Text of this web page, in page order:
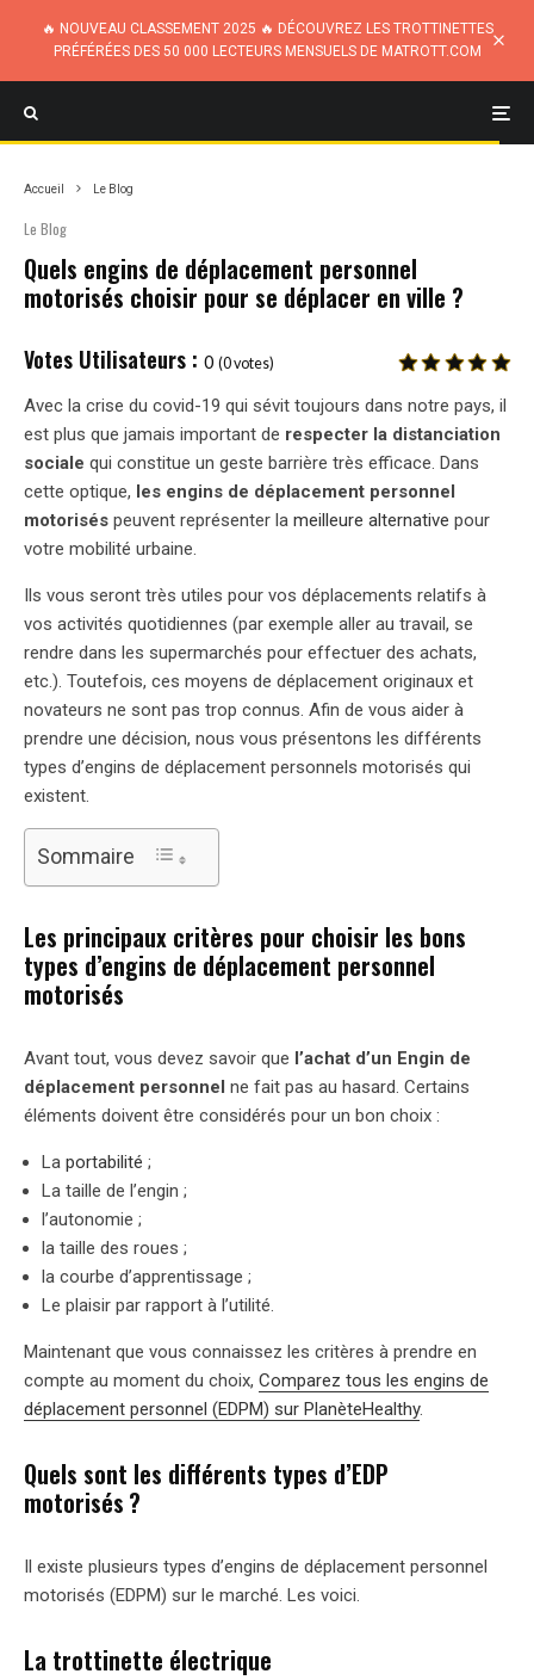
🔥 NOUVEAU CLASSEMENT 2025 🔥 DÉCOUVREZ LES TROTTINETTES
PRÉFÉRÉES DES 50 000 LECTEURS MENSUELS DE MATROTT.COM
Accueil Le Blog
Le Blog
Quels engins de déplacement personnel
motorisés choisir pour se déplacer en ville ?
0 (0votes)
Avec la crise du covid-19 qui sévit toujours dans notre pays, il
est plus que jamais important de respecter la distanciation
sociale qui constitue un geste barrière très efficace. Dans
cette optique, les engins de déplacement personnel
motorisés peuvent représenter la meilleure alternative pour
votre mobilité urbaine.
Ils vous seront très utiles pour vos déplacements relatifs à
vos activités quotidiennes (par exemple aller au travail, se
rendre dans les supermarchés pour effectuer des achats,
etc.). Toutefois, ces moyens de déplacement originaux et
novateurs ne sont pas trop connus. Afin de vous aider à
prendre une décision, nous vous présentons les différents
types d’engins de déplacement personnels motorisés qui
existent.
Sommaire
Les principaux critères pour choisir les bons
types d’engins de déplacement personnel
motorisés
Avant tout, vous devez savoir que l’achat d’un Engin de
déplacement personnel ne fait pas au hasard. Certains
éléments doivent être considérés pour un bon choix :
La portabilité ;
La taille de l’engin ;
l’autonomie ;
la taille des roues ;
la courbe d’apprentissage ;
Le plaisir par rapport à l’utilité.
Maintenant que vous connaissez les critères à prendre en
compte au moment du choix, Comparez tous les engins de
déplacement personnel (EDPM) sur PlanèteHealthy.
Quels sont les différents types d’EDP
motorisés ?
Il existe plusieurs types d’engins de déplacement personnel
motorisés (EDPM) sur le marché. Les voici.
La trottinette électrique